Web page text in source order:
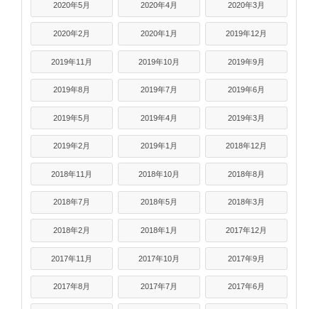
2020年5月 2020年4月 2020年3月
2020年2月 2020年1月 2019年12月
2019年11月 2019年10月 2019年9月
2019年8月 2019年7月 2019年6月
2019年5月 2019年4月 2019年3月
2019年2月 2019年1月 2018年12月
2018年11月 2018年10月 2018年8月
2018年7月 2018年5月 2018年3月
2018年2月 2018年1月 2017年12月
2017年11月 2017年10月 2017年9月
2017年8月 2017年7月 2017年6月